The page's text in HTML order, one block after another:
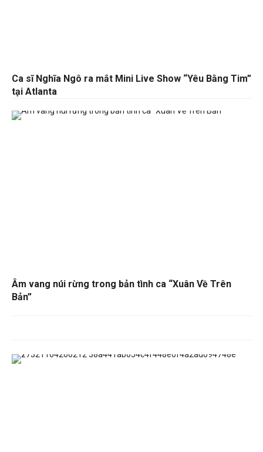
Ca sĩ Nghĩa Ngô ra mắt Mini Live Show “Yêu Bằng Tim”
tại Atlanta
Âm vang núi rừng trong bản tình ca “Xuân Về Trên
Bản”